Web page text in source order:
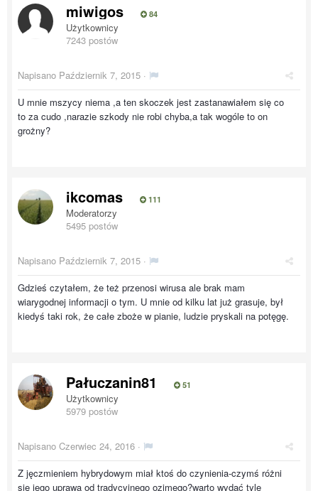
miwigos 84
Użytkownicy
7243 postów
Napisano Październik 7, 2015 ·
U mnie mszycy niema ,a ten skoczek jest zastanawiałem się co
to za cudo ,narazie szkody nie robi chyba,a tak wogóle to on
grożny?
ikcomas 111
Moderatorzy
5495 postów
Napisano Październik 7, 2015 ·
Gdzieś czytałem, że też przenosi wirusa ale brak mam
wiarygodnej informacji o tym. U mnie od kilku lat już grasuje, był
kiedyś taki rok, że całe zboże w pianie, ludzie pryskali na potęgę.
Pałuczanin81 51
Użytkownicy
5979 postów
Napisano Czerwiec 24, 2016 ·
Z jęczmieniem hybrydowym miał ktoś do czynienia-czymś różni
się jego uprawa od tradycyjnego ozimego?warto wydać tyle